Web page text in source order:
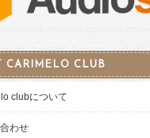
CARIMELO CLUB
clubについて
わせ